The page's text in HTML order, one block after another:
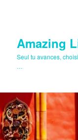
Amazing
Seul tu avances,
…